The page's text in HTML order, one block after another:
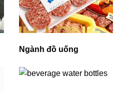
Ngành đồ uống